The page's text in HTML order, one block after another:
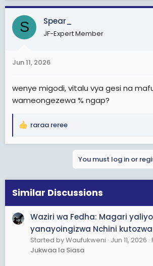
a
c
i
s
S Spear_
JF-Expert Member
Jun 11, 2026
wenye migodi, vitalu vya gesi na
wameongezewa % ngap?
R
i
o
:
raraa reree
You must log in or
Similar Discussions
Waziri wa Fedha: Magari
yanayoingizwa Nchini kutozwa
Started by Waufukweni Jun 11, 2026
Jukwaa la Siasa